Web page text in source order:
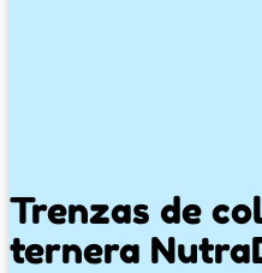
Trenzas de
ternera